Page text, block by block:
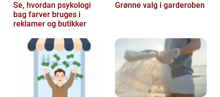
Se, hvordan psykologi
bag farver bruges i
reklamer og butikker
Grønne valg i garderoben